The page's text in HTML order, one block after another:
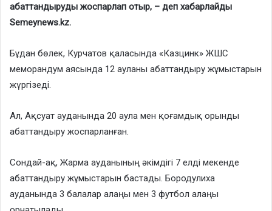
абаттандыруды жоспарлап отыр, – деп хабарлайды
Semeynews.kz.
Бұдан бөлек, Курчатов қаласында «Казцинк» ЖШС
меморандум аясында 12 ауланы абаттандыру жұмыстарын
жүргізеді.
Ал, Ақсуат ауданында 20 аула мен қоғамдық орынды
абаттандыру жоспарланған.
Сондай-ақ, Жарма ауданының әкімдігі 7 елді мекенде
абаттандыру жұмыстарын бастады. Бородулиха
ауданында 3 балалар алаңы мен 3 футбол алаңы